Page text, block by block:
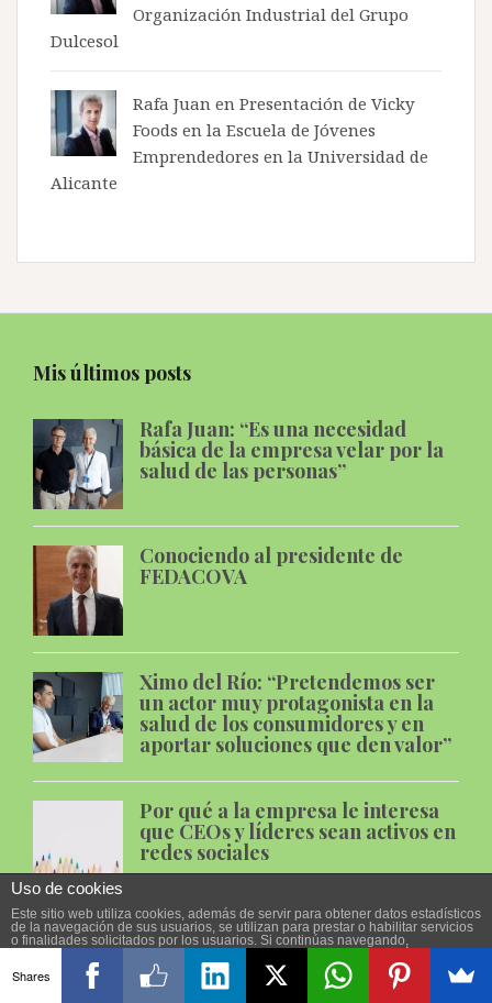
Organización Industrial del Grupo
Dulcesol
Rafa Juan en Presentación de Vicky
Foods en la Escuela de Jóvenes
Emprendedores en la Universidad de
Alicante
Mis últimos posts
Rafa Juan: “Es una necesidad
básica de la empresa velar por la
salud de las personas”
Conociendo al presidente de
FEDACOVA
Ximo del Río: “Pretendemos ser
un actor muy protagonista en la
salud de los consumidores y en
aportar soluciones que den valor”
Por qué a la empresa le interesa
que CEOs y líderes sean activos en
redes sociales
Etiquetas
alimentación asociaciones cambio coaching
Uso de cookies
Este sitio web utiliza cookies, además de servir para obtener datos estadísticos
de la navegación de sus usuarios, se utilizan para prestar o habilitar servicios
o finalidades solicitados por los usuarios. Si continúas navegando,
más información en nuestra
política de cookies
ACEPTAR
Shares